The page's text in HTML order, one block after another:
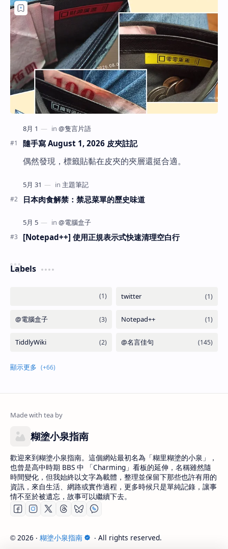
隨手寫 August 1, 2026 皮夾註記
偶然發現，標籤貼黏在皮夾的夾層還挺合適。
日本肉食解禁：禁忌菜單的歷史味道
[Notepad++] 使用正規表示式快速清理空白行
Labels
糊塗小泉指南
歡迎來到糊塗小泉指南。這個網站最初名為「糊里糊塗的小泉」，
也曾是高中時期 BBS 中 「Charming」看板的延伸，名稱雖然隨
時間變化，但我始終以文字為載體，整理並保留下那些也許有用的
資訊，來自生活、網路或實作過程，更多時候只是單純記錄，讓事
情不至於被遺忘，故事可以繼續下去。
© 2026 ‧ 糊塗小泉指南 ‧ All rights reserved.